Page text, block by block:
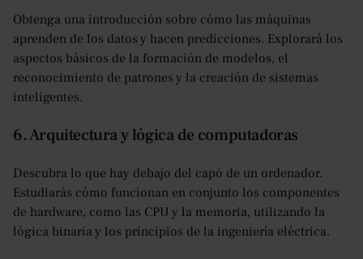
Obtenga una introducción sobre cómo las máquinas
aprenden de los datos y hacen predicciones. Explorará los
aspectos básicos de la formación de modelos, el
reconocimiento de patrones y la creación de sistemas
inteligentes.
6. Arquitectura y lógica de computadoras
Descubra lo que hay debajo del capó de un ordenador.
Estudiarás cómo funcionan en conjunto los componentes
de hardware, como las CPU y la memoria, utilizando la
lógica binaria y los principios de la ingeniería eléctrica.